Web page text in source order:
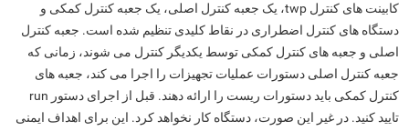
کابینت های کنترل twp، یک جعبه کنترل اصلی، یک جعبه کنترل کمکی و
دستگاه های کنترل اضطراری در نقاط کلیدی تنظیم شده است. جعبه کنترل
اصلی و جعبه های کنترل کمکی توسط یکدیگر کنترل می شوند، زمانی که
جعبه کنترل اصلی دستورات عملیات تجهیزات را اجرا می کند، جعبه های
کنترل کمکی باید دستورات ریست را ارائه دهند. قبل از اجرای دستور run
تایید کنید. در غیر این صورت، دستگاه کار نخواهد کرد. این برای اهداف ایمنی